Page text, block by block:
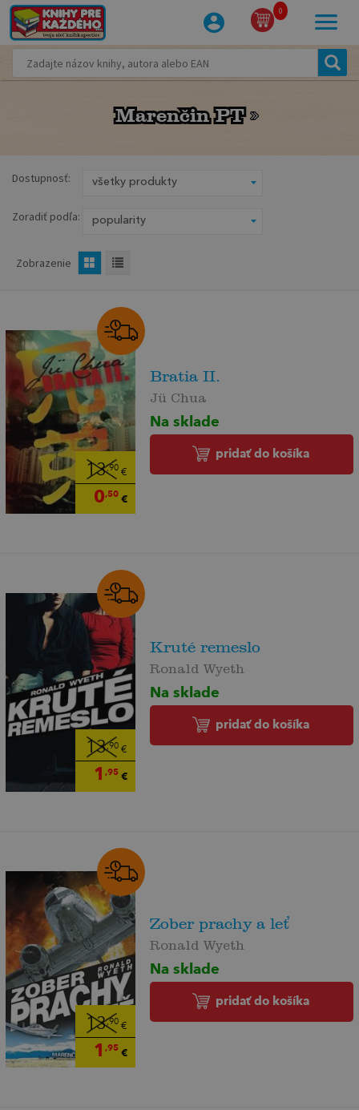
0
Marenčin PT
Marenčin PT
Dostupnosť:
Zoradiť podľa:
Zobrazenie
13,90€
0,50€
Bratia II.
Jü Chua
Na sklade
pridať do košíka
13,90€
1 ,95€
Kruté remeslo
Ronald Wyeth
Na sklade
pridať do košíka
13,90€
1 ,95€
Zober prachy a leť
Ronald Wyeth
Na sklade
pridať do košíka